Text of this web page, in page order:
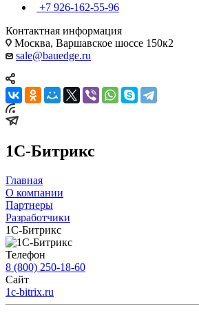
+7 926-162-55-96
Контактная информация
Москва, Варшавское шоссе 150к2
sale@bauedge.ru
1C-Битрикс
Главная
О компании
Партнеры
Разработчики
1C-Битрикс
Телефон
8 (800) 250-18-60
Сайт
1c-bitrix.ru